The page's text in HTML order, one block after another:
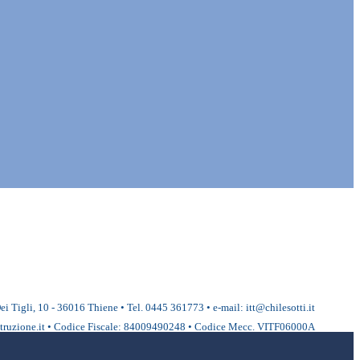
Tigli, 10 - 36016 Thiene • Tel. 0445 361773 • e-mail: itt@chilesotti.it
• Codice Fiscale: 84009490248 • Codice Mecc. VITF06000A